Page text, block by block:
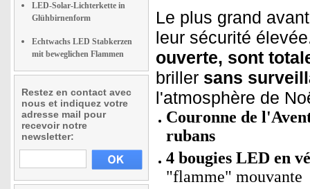
LED-Solar-Lichterkette in
Glühbirnenform
Echtwachs LED Stabkerzen
mit beweglichen Flammen
Restez en contact avec
nous et indiquez votre
adresse mail pour
recevoir notre
newsletter:
Le plus grand
leur sécurité
ouverte, sont
briller sans
l'atmosphère de
Couronne de
rubans
4 bougies LED en
"flamme" mouvante